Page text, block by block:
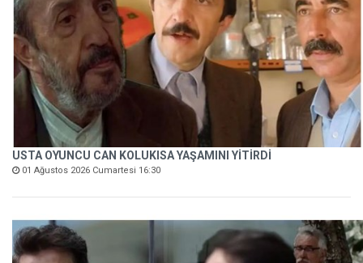
USTA OYUNCU CAN KOLUKISA YAŞAMINI YİTİRDİ
01 Ağustos 2026 Cumartesi 16:30